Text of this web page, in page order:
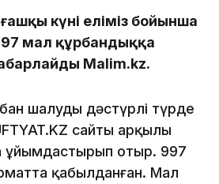
күні еліміз бойынша
мал құрбандыққа
Malim.kz.
шалуды дәстүрлі түрде
сайты арқылы
ұйымдастырып отыр. 997
қабылданған. Мал